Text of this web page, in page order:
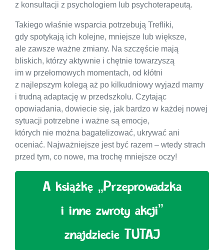
z konsultacji z psychologiem lub psychoterapeutą.
Takiego właśnie wsparcia potrzebują Trefliki,
gdy spotykają ich kolejne, mniejsze lub większe,
ale zawsze ważne zmiany. Na szczęście mają
bliskich, którzy aktywnie i chętnie towarzyszą
im w przełomowych momentach, od kłótni
z najlepszym kolegą aż po kilkudniowy wyjazd mamy
i trudną adaptację w przedszkolu. Czytając
opowiadania, dowiecie się, jak bardzo w każdej nowej
sytuacji potrzebne i ważne są emocje,
których nie można bagatelizować, ukrywać ani
oceniać. Najważniejsze jest być razem – wtedy strach
przed tym, co nowe, ma trochę mniejsze oczy!
A książkę „Przeprowadzka
i inne zwroty akcji”
znajdziecie TUTAJ